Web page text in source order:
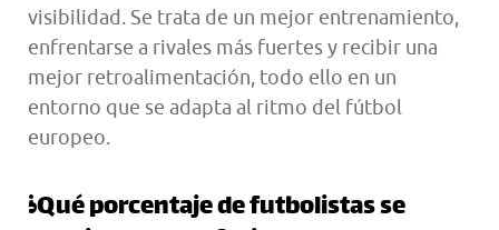
visibilidad. Se trata de un mejor entrenamiento,
enfrentarse a rivales más fuertes y recibir una
mejor retroalimentación, todo ello en un
entorno que se adapta al ritmo del fútbol
europeo.
¿Qué porcentaje de futbolistas se